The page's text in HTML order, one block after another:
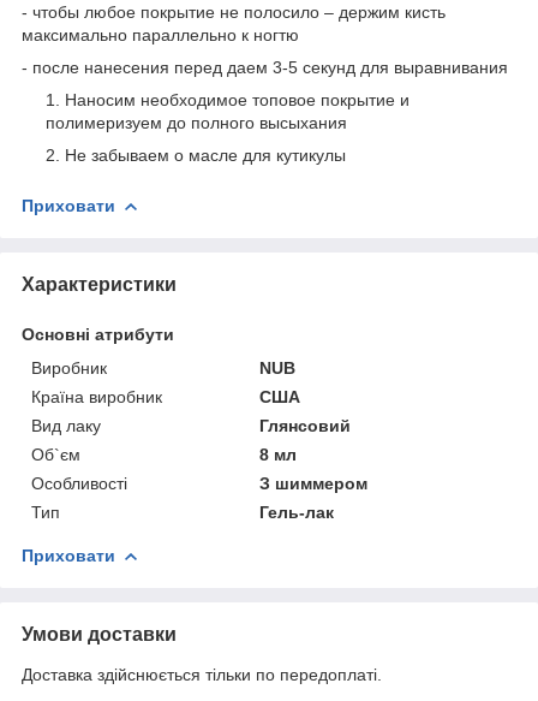
- чтобы любое покрытие не полосило – держим кисть
максимально параллельно к ногтю
- после нанесения перед даем 3-5 секунд для выравнивания
Наносим необходимое топовое покрытие и
полимеризуем до полного высыхания
Не забываем о масле для кутикулы
Приховати
Характеристики
Основні атрибути
Виробник
NUB
Країна виробник
США
Вид лаку
Глянсовий
Об`єм
8 мл
Особливості
З шиммером
Тип
Гель-лак
Приховати
Умови доставки
Доставка здійснюється тільки по передоплаті.